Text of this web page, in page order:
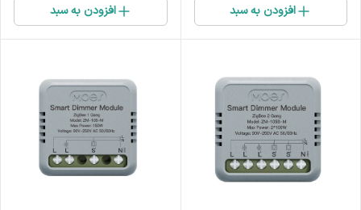
افزودن به سبد افزودن به سبد